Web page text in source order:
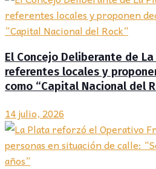
El Concejo Deliberante de
referentes locales y
como “Capital Nacional del
14 julio, 2026